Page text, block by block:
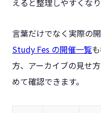
えると整理しやすくなり
言葉だけでなく実際の
Study Fes の開催一覧
方、アーカイブの見せ
めて確認できます。